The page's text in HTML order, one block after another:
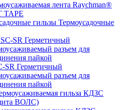
лента Raychman®
TAPE
Термоусадочные
Герметичный
разъем для
пайкой